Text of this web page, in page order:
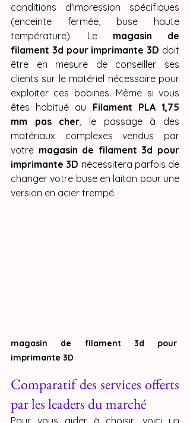
conditions d'impression spécifiques
(enceinte fermée, buse haute
température). Le magasin de
filament 3d pour imprimante 3D doit
être en mesure de conseiller ses
clients sur le matériel nécessaire pour
exploiter ces bobines. Même si vous
êtes habitué au Filament PLA 1,75
mm pas cher, le passage à des
matériaux complexes vendus par
votre magasin de filament 3d pour
imprimante 3D nécessitera parfois de
changer votre buse en laiton pour une
version en acier trempé.
magasin de filament 3d pour
imprimante 3D
Comparatif des services offerts
par les leaders du marché